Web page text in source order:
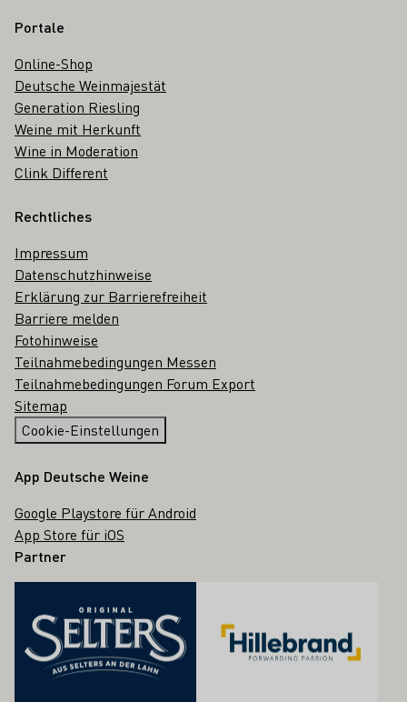
Portale
Online-Shop
Deutsche Weinmajestät
Generation Riesling
Weine mit Herkunft
Wine in Moderation
Clink Different
Rechtliches
Impressum
Datenschutzhinweise
Erklärung zur Barrierefreiheit
Barriere melden
Fotohinweise
Teilnahmebedingungen Messen
Teilnahmebedingungen Forum Export
Sitemap
Cookie-Einstellungen
App Deutsche Weine
Google Playstore für Android
App Store für iOS
Partner